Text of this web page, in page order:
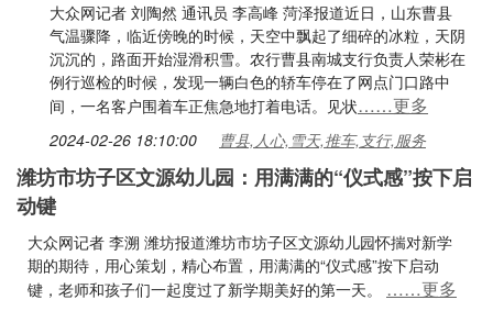
大众网记者 刘陶然 通讯员 李高峰 菏泽报道近日，山东曹县
气温骤降，临近傍晚的时候，天空中飘起了细碎的冰粒，天阴
沉沉的，路面开始湿滑积雪。农行曹县南城支行负责人荣彬在
例行巡检的时候，发现一辆白色的轿车停在了网点门口路中
间，一名客户围着车正焦急地打着电话。见状……更多
2024-02-26 18:10:00 曹县,人心,雪天,推车,支行,服务
潍坊市坊子区文源幼儿园：用满满的“仪式感”按下启
动键
大众网记者 李溯 潍坊报道潍坊市坊子区文源幼儿园怀揣对新学
期的期待，用心策划，精心布置，用满满的“仪式感”按下启动
键，老师和孩子们一起度过了新学期美好的第一天。 ……更多